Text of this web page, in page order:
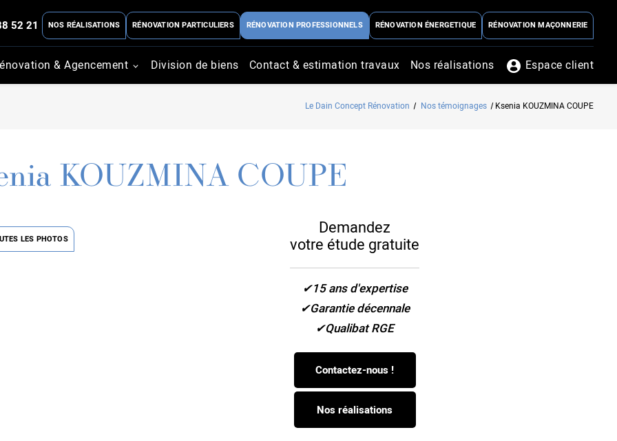
NOS RÉALISATIONS RÉNOVATION PARTICULIERS RÉNOVATION PROFESSIONNELS RÉNOVATION ÉNERGETIQUE RÉNOVATION MAÇONNERIE
52 21
& Agencement Division de biens Contact & estimation travaux Nos réalisations Espace client
Le Dain Concept Rénovation Nos témoignages Ksenia KOUZMINA COUPE
KOUZMINA COUPE
LES PHOTOS
Demandez
votre étude gratuite
15 ans d'expertise
Garantie décennale
Qualibat RGE
Contactez-nous !
Nos réalisations